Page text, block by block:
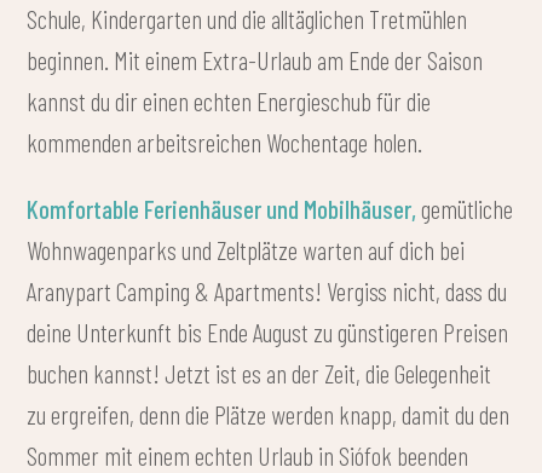
Schule, Kindergarten und die alltäglichen Tretmühlen
beginnen. Mit einem Extra-Urlaub am Ende der Saison
kannst du dir einen echten Energieschub für die
kommenden arbeitsreichen Wochentage holen.
Komfortable Ferienhäuser und Mobilhäuser, gemütliche
Wohnwagenparks und Zeltplätze warten auf dich bei
Aranypart Camping & Apartments! Vergiss nicht, dass du
deine Unterkunft bis Ende August zu günstigeren Preisen
buchen kannst! Jetzt ist es an der Zeit, die Gelegenheit
zu ergreifen, denn die Plätze werden knapp, damit du den
Sommer mit einem echten Urlaub in Siófok beenden